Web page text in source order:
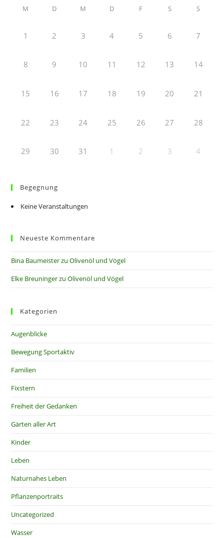
M D M D F S S
1 2 3 4 5 6 7
8 9 10 11 12 13 14
15 16 17 18 19 20 21
22 23 24 25 26 27 28
29 30 31 1 2 3 4
Begegnung
Keine Veranstaltungen
Neueste Kommentare
Bina BaumeisterzuOlivenöl und Vögel
Elke BreuningerzuOlivenöl und Vögel
Kategorien
Augenblicke
Bewegung Sportaktiv
Familien
Fixstern
Freiheit der Gedanken
Gärten aller Art
Kinder
Leben
Naturnahes Leben
Pflanzenportraits
Uncategorized
Wasser